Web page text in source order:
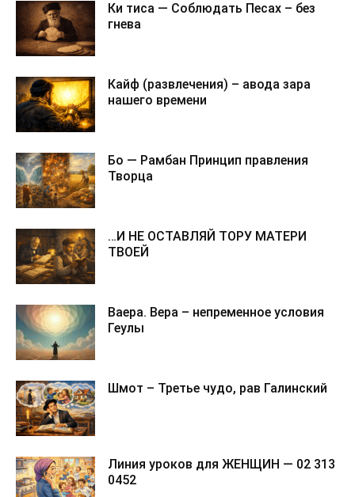
Ки тиса — Соблюдать Песах – без
гнева
Кайф (развлечения) – авода зара
нашего времени
Бо — Рамбан Принцип правления
Творца
…И НЕ ОСТАВЛЯЙ ТОРУ МАТЕРИ
ТВОЕЙ
Ваера. Вера – непременное условия
Геулы
Шмот – Третье чудо, рав Галинский
Линия уроков для ЖЕНЩИН — 02 313
0452